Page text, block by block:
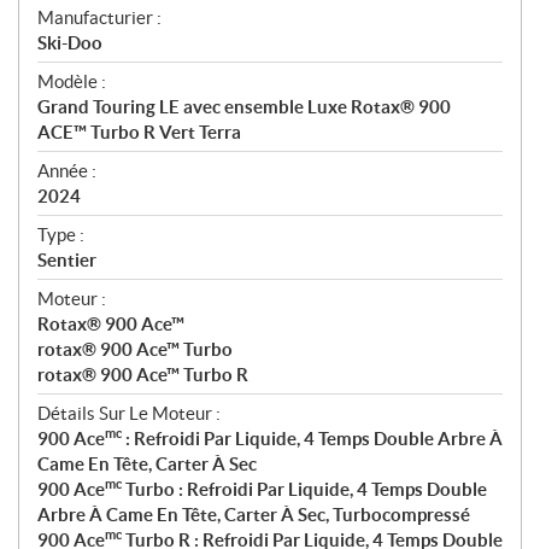
S
p
é
c
i
f
i
c
a
t
i
o
n
s
Manufacturier :
Ski-Doo
Modèle :
Grand Touring LE avec ensemble Luxe Rotax® 900
ACE™ Turbo R Vert Terra
Année :
2024
Type :
Sentier
Moteur :
Rotax® 900 Ace™
rotax® 900 Ace™ Turbo
rotax® 900 Ace™ Turbo R
Détails Sur Le Moteur :
900 Acemc : Refroidi Par Liquide, 4 Temps Double Arbre À
Came En Tête, Carter À Sec
900 Acemc Turbo : Refroidi Par Liquide, 4 Temps Double
Arbre À Came En Tête, Carter À Sec, Turbocompressé
900 Acemc Turbo R : Refroidi Par Liquide, 4 Temps Double